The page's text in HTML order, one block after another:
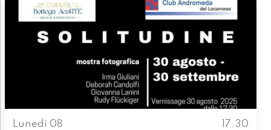
Lunedì 08
17.30